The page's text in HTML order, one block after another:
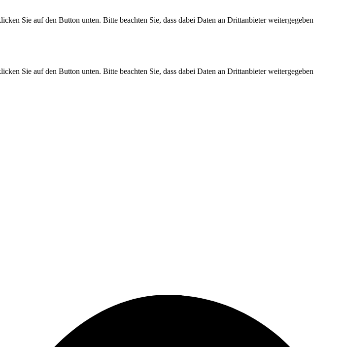
Sie auf den Button unten. Bitte beachten Sie, dass dabei Daten an Drittanbieter weitergegeben
Sie auf den Button unten. Bitte beachten Sie, dass dabei Daten an Drittanbieter weitergegeben